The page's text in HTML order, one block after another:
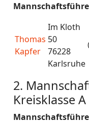
Thomas
Kapfer
Im Kloth
50
76228
Karlsruhe
2.
Kreisklasse A